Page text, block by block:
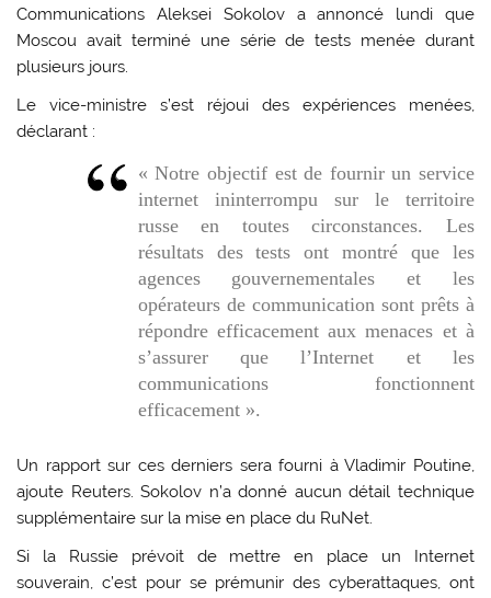
Communications Aleksei Sokolov a annoncé lundi que
Moscou avait terminé une série de tests menée durant
plusieurs jours.
Le vice-ministre s’est réjoui des expériences menées,
déclarant :
« Notre objectif est de fournir un service
internet ininterrompu sur le territoire
russe en toutes circonstances. Les
résultats des tests ont montré que les
agences gouvernementales et les
opérateurs de communication sont prêts à
répondre efficacement aux menaces et à
s’assurer que l’Internet et les
communications fonctionnent
efficacement ».
Un rapport sur ces derniers sera fourni à Vladimir Poutine,
ajoute Reuters. Sokolov n’a donné aucun détail technique
supplémentaire sur la mise en place du RuNet.
Si la Russie prévoit de mettre en place un Internet
souverain, c’est pour se prémunir des cyberattaques, ont